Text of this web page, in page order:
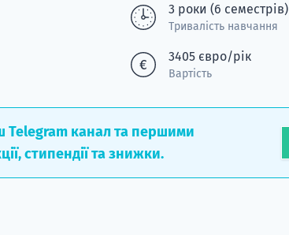
3 роки (6 семестрів)
Тривалість навчання
3405 євро/рік
Вартість
Telegram канал та першими
стипендії та знижки.